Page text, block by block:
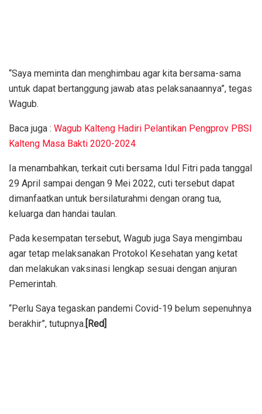
“Saya meminta dan menghimbau agar kita bersama-sama
untuk dapat bertanggung jawab atas pelaksanaannya”, tegas
Wagub.
Baca juga : Wagub Kalteng Hadiri Pelantikan Pengprov PBSI
Kalteng Masa Bakti 2020-2024
Ia menambahkan, terkait cuti bersama Idul Fitri pada tanggal
29 April sampai dengan 9 Mei 2022, cuti tersebut dapat
dimanfaatkan untuk bersilaturahmi dengan orang tua,
keluarga dan handai taulan.
Pada kesempatan tersebut, Wagub juga Saya mengimbau
agar tetap melaksanakan Protokol Kesehatan yang ketat
dan melakukan vaksinasi lengkap sesuai dengan anjuran
Pemerintah.
“Perlu Saya tegaskan pandemi Covid-19 belum sepenuhnya
berakhir”, tutupnya. [Red]